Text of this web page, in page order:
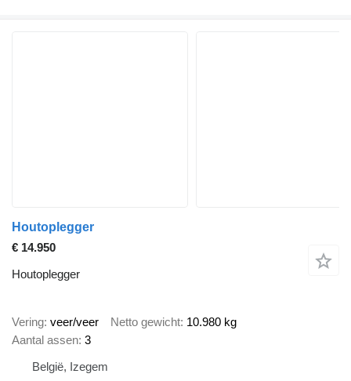
Houtoplegger
€ 14.950
Houtoplegger
Vering veer/veer Netto gewicht 10.980 kg
Aantal assen 3
België, Izegem